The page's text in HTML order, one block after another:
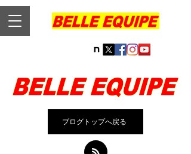
ブログトップへ戻る